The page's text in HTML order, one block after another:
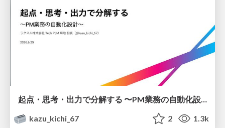
起点・思考・出力で分解する 〜PM業務の自動化設計〜
kazu_kichi_67
2 1.3k